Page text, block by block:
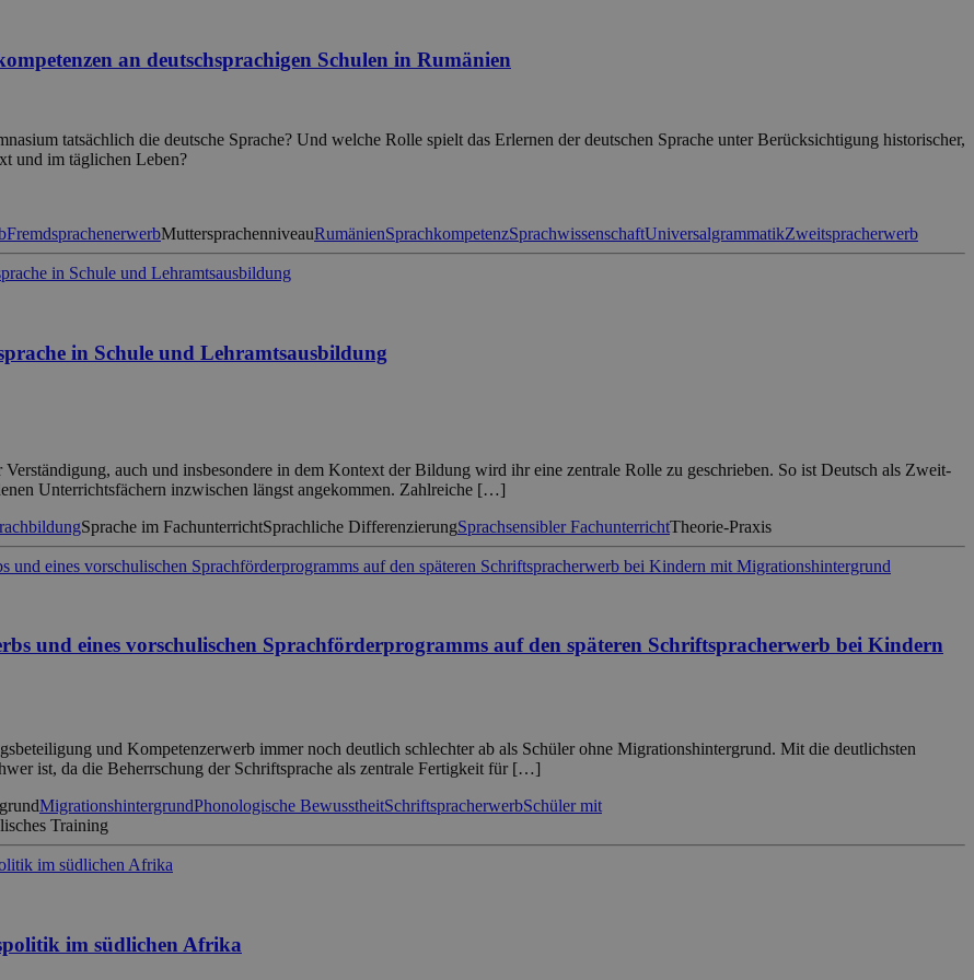
an deutschsprachigen Schulen in Rumänien
tatsächlich die deutsche Sprache? Und welche Rolle spielt das Erlernen der deutschen Sprache unter Berücksichtigung historischer,
und im täglichen Leben?
FremdsprachenerwerbMuttersprachenniveauRumänienSprachkompetenzSprachwissenschaftUniversalgrammatikZweitspracherwerb
in Schule und Lehramtsausbildung
auch und insbesondere in dem Kontext der Bildung wird ihr eine zentrale Rolle zu geschrieben. So ist Deutsch als Zweit-
Unterrichtsfächern inzwischen längst angekommen. Zahlreiche […]
Sprache im FachunterrichtSprachliche DifferenzierungSprachsensibler FachunterrichtTheorie-Praxis
und eines vorschulischen Sprachförderprogramms auf den späteren Schriftspracherwerb bei Kindern
und Kompetenzerwerb immer noch deutlich schlechter ab als Schüler ohne Migrationshintergrund. Mit die deutlichsten
ist, da die Beherrschung der Schriftsprache als zentrale Fertigkeit für […]
MigrationshintergrundPhonologische BewusstheitSchriftspracherwerbSchüler mit
Training
im südlichen Afrika